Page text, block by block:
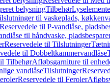
belysningTilbehør
til vaskeplads,
Reservedele til P-vandlåse,
til håndvaske,
Reservedele til Tilslutninger
til Dobbeltkammervandlåse
TilbehørAfløbsgarniture til
vandlåseTilslutninger
Reservedele til Feroler